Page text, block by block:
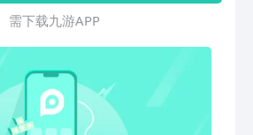
样出现在手机里，瞬间勾起你的思
，重新给你带来快乐，真爱相随！
需 下 载 九 游 A P P